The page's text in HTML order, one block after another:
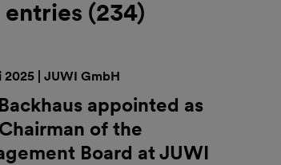
entries (234)
2025 | JUWI GmbH
appointed as
of the
Board at JUWI